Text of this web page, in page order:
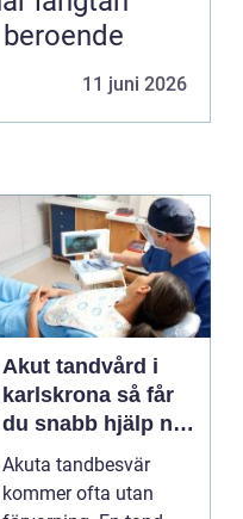
11 juni 2026
Akut tandvård i
karlskrona så får
du snabb hjälp när
tanden krisar
Akuta tandbesvär
kommer ofta utan